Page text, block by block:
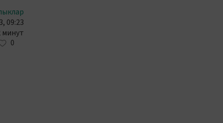
09:23
минут
0